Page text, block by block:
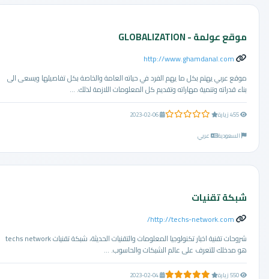
موقع عولمة - GLOBALIZATION
http://www.ghamdanal.com
موقع عربي يهتم بكل ما يهم الفرد في حياته العامة والخاصة بكل تفاصيلها ويسعى الى
بناء قدراته وتنمية مهاراته وتقديم كل المعلومات اللازمة لذلك. ...
0.0 من 5 نجوم
2023-02-06
السعودية
عربي
شبكة تقنيات
http://techs-network.com/
شروحات تقنية اخبار تكنولوجيا المعلومات والتقنيات الحديثة، شبكة تقنيات techs network
هو مدخلك للتعرف على عالم الشبكات والحاسوب. ...
5.0 من 5 نجوم
2023-02-04